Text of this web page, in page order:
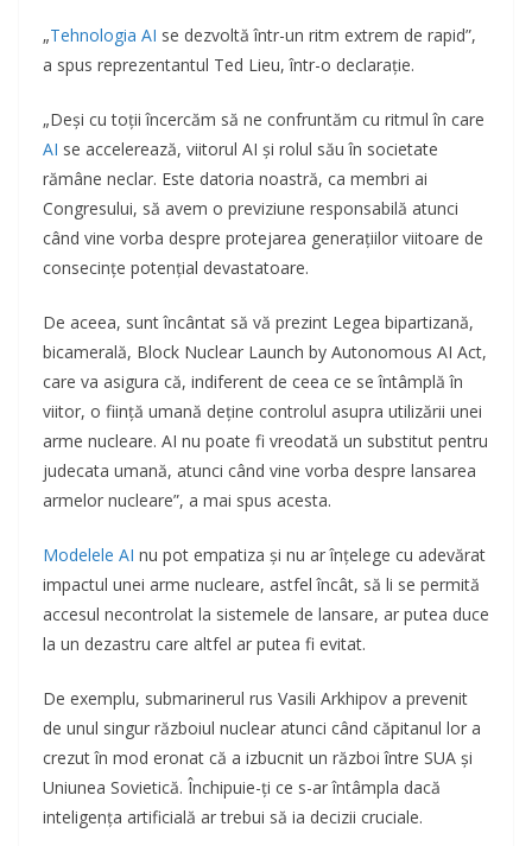
„Tehnologia AI se dezvoltă într-un ritm extrem de rapid”,
a spus reprezentantul Ted Lieu, într-o declarație.
„Deși cu toții încercăm să ne confruntăm cu ritmul în care
AI se accelerează, viitorul AI și rolul său în societate
rămâne neclar. Este datoria noastră, ca membri ai
Congresului, să avem o previziune responsabilă atunci
când vine vorba despre protejarea generațiilor viitoare de
consecințe potențial devastatoare.
De aceea, sunt încântat să vă prezint Legea bipartizană,
bicamerală, Block Nuclear Launch by Autonomous AI Act,
care va asigura că, indiferent de ceea ce se întâmplă în
viitor, o ființă umană deține controlul asupra utilizării unei
arme nucleare. AI nu poate fi vreodată un substitut pentru
judecata umană, atunci când vine vorba despre lansarea
armelor nucleare”, a mai spus acesta.
Modelele AI nu pot empatiza și nu ar înțelege cu adevărat
impactul unei arme nucleare, astfel încât, să li se permită
accesul necontrolat la sistemele de lansare, ar putea duce
la un dezastru care altfel ar putea fi evitat.
De exemplu, submarinerul rus Vasili Arkhipov a prevenit
de unul singur războiul nuclear atunci când căpitanul lor a
crezut în mod eronat că a izbucnit un război între SUA și
Uniunea Sovietică. Închipuie-ți ce s-ar întâmpla dacă
inteligența artificială ar trebui să ia decizii cruciale.